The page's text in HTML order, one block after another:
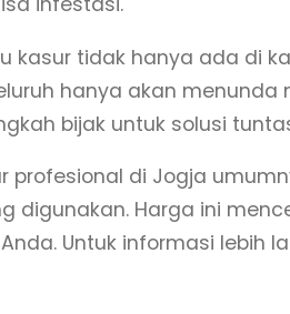
kasur tidak hanya ada di
hanya akan menunda
bijak untuk solusi
di Jogja
digunakan. Harga ini
Untuk informasi lebih